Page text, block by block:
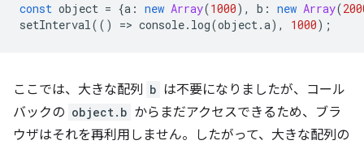
const object = {a : new Array(1000), b : new Array(
setInterval(() => console. log(object.a), 1000);
ここでは、大きな配列 b は不要になりましたが、コール
バックの object.b からまだアクセスできるため、ブラ
ウザはそれを再利用しません。したがって、大きな配列の